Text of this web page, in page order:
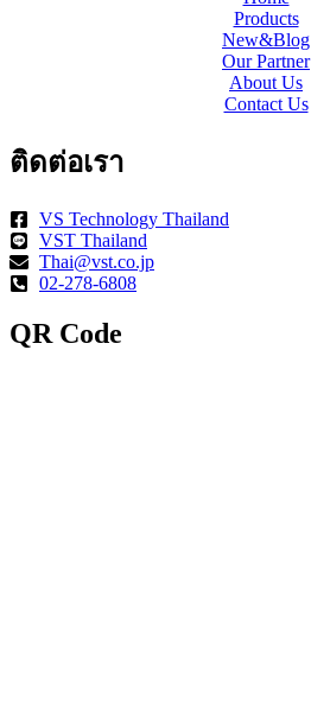
Products
New&Blog
Our Partner
About Us
Contact Us
ติดต่อเรา
VS Technology Thailand
VST Thailand
Thai@vst.co.jp
02-278-6808
QR Code